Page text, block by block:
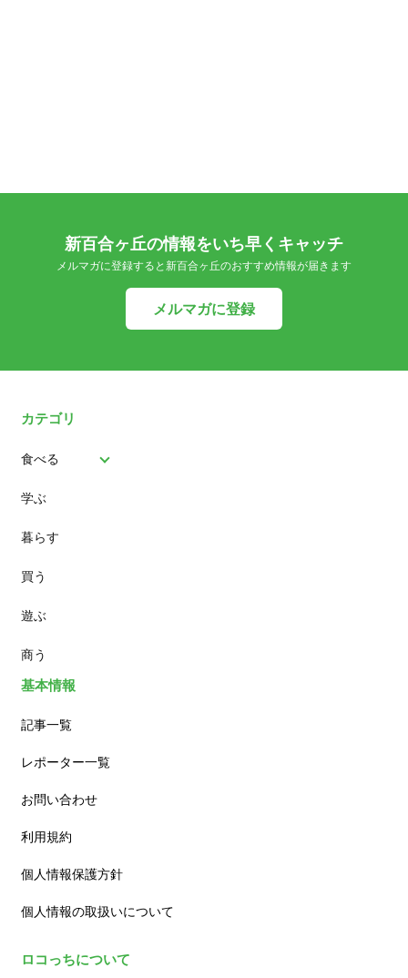
新百合ヶ丘の情報をいち早くキャッチ
メルマガに登録すると新百合ヶ丘のおすすめ情報が届きます
メルマガに登録
カテゴリ
食べる
パン
スイーツ
ランチ
カフェ
学ぶ
暮らす
買う
遊ぶ
商う
基本情報
記事一覧
レポーター一覧
お問い合わせ
利用規約
個人情報保護方針
個人情報の取扱いについて
ロコっちについて